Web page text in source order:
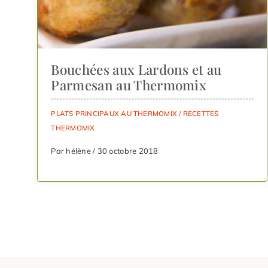
Bouchées aux Lardons et au
Parmesan au Thermomix
PLATS PRINCIPAUX AU THERMOMIX / RECETTES
THERMOMIX
Par hélène / 30 octobre 2018